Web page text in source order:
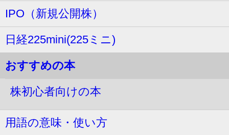
IPO（新規公開株）
日経225mini(225ミニ)
おすすめの本
株初心者向けの本
用語の意味・使い方